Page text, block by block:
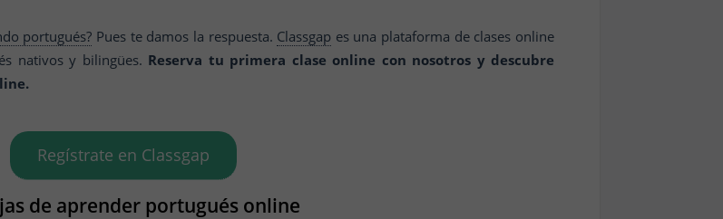
portugués? Pues te damos la respuesta. Classgap es una plataforma de clases online
nativos y bilingües. Reserva tu primera clase online con nosotros y descubre
Regístrate en Classgap
de aprender portugués online